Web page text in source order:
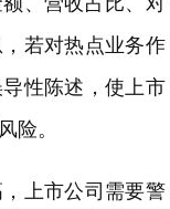
若对热点业务作
性陈述，使上市
险。
上市公司需要警